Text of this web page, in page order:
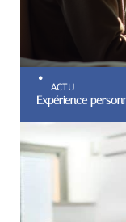
ACTU
Expérience